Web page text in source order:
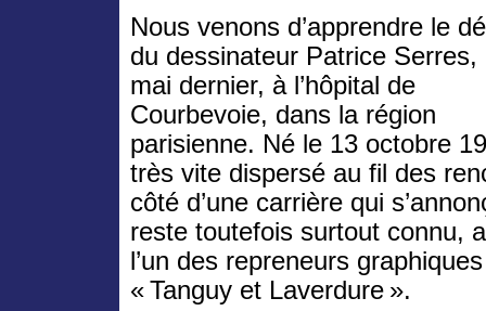
Nous venons d’apprendre le
du dessinateur Patrice Serres,
mai dernier, à l’hôpital de
Courbevoie, dans la région
parisienne. Né le 13 octobre
très vite dispersé au fil des
côté d’une carrière qui
reste toutefois surtout connu,
l’un des repreneurs
« Tanguy et Laverdure ».